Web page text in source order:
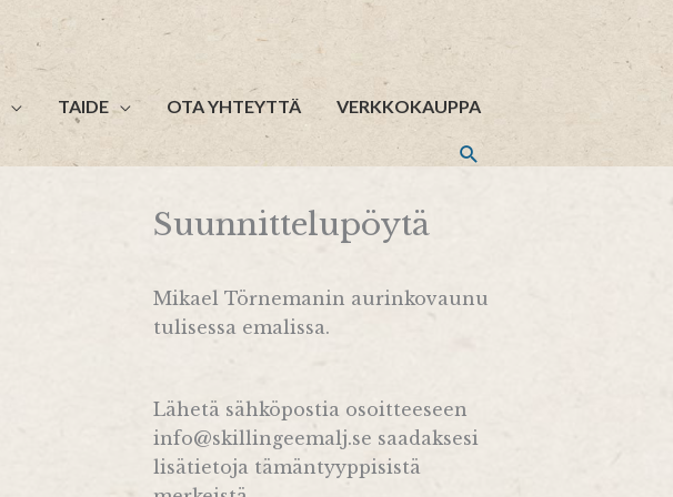
TAIDE OTA YHTEYTTÄ VERKKOKAUPPA
Suunnittelupöytä
Mikael Törnemanin aurinkovaunu
tulisessa emalissa.
Lähetä sähköpostia osoitteeseen
info@skillingeemalj.se saadaksesi
lisätietoja tämäntyyppisistä